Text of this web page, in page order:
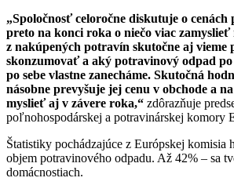
„Spoločnosť celoročne diskutuje o cenách
preto na konci roka o niečo viac
z nakúpených potravín skutočne aj vieme
skonzumovať a aký potravinový odpad
po sebe vlastne zanecháme. Skutočná
násobne prevyšuje jej cenu v obchode a
myslieť aj v závere roka,“ zdôrazňuje
poľnohospodárskej a potravinárskej komory
Štatistiky pochádzajúce z Európskej komisia
objem potravinového odpadu. Až 42% – sa
domácnostiach.